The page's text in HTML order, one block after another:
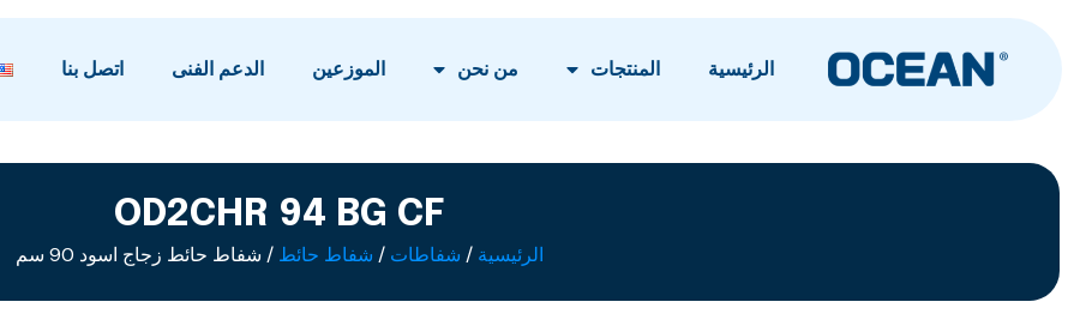
الرئيسية المنتجات من نحن الموزعين الدعم الفنى اتصل بنا
OD2CHR 94 BG CF
الرئيسية / شفاطات / شفاط حائط / شفاط حائط زجاج اسود 90 سم